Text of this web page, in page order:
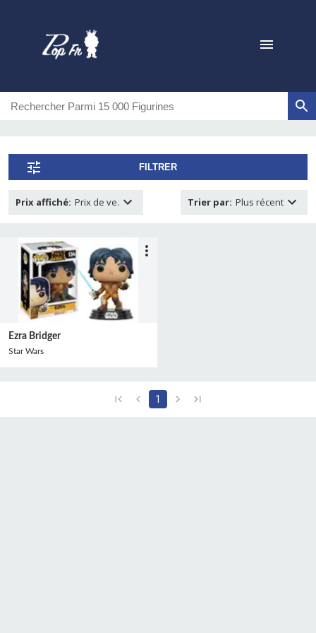
FILTRER
Prix affiché: Prix de ve. Trier par: Plus récent
Ezra Bridger
Star Wars
1